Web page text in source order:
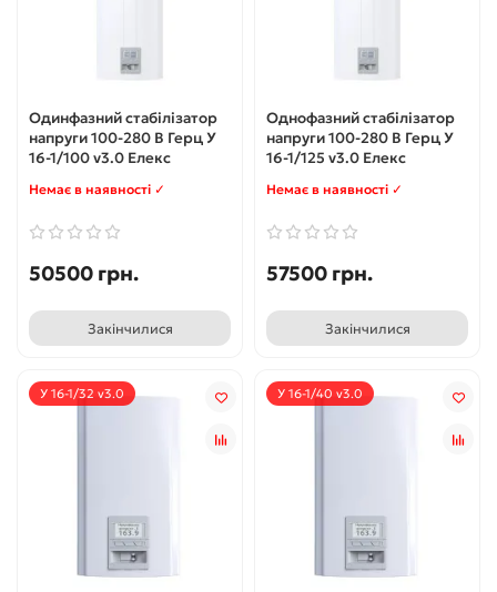
Одинфазний стабілізатор
напруги 100-280 В Герц У
16-1/100 v3.0 Елекс
Немає в наявності ✓
50500 грн.
Закінчилися
Однофазний стабілізатор
напруги 100-280 В Герц У
16-1/125 v3.0 Елекс
Немає в наявності ✓
57500 грн.
Закінчилися
У 16-1/32 v3.0 У 16-1/40 v3.0